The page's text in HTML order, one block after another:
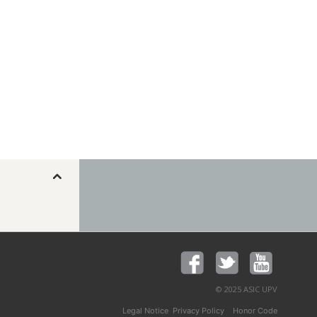
© 2025 ASIC UPV
Legal Notice, Privacy Policyy Honor Code